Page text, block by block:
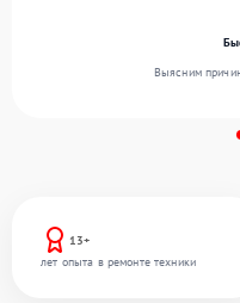
13+
лет опыта в ремонте техники
Выясним